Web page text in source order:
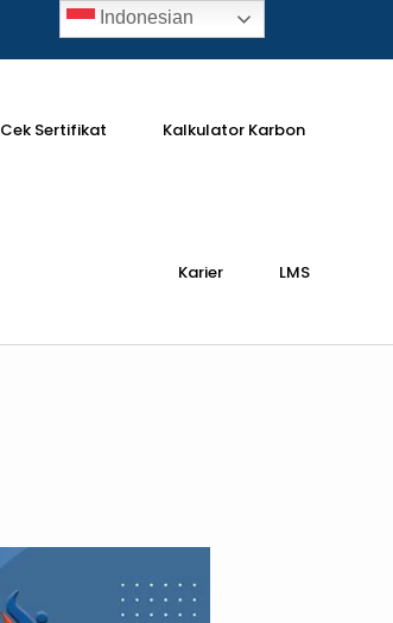
Cek Sertifikat Kalkulator Karbon
Karier LMS
Indonesian